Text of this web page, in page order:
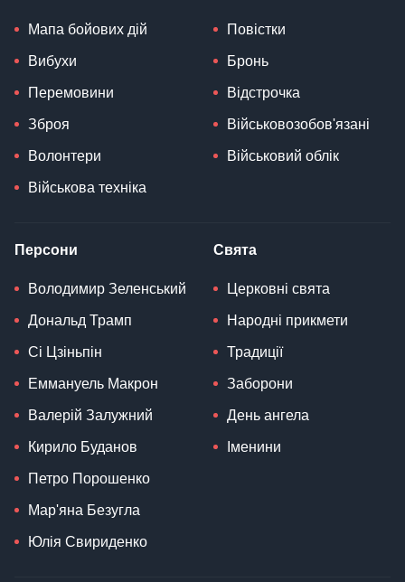
Мапа бойових дій
Вибухи
Перемовини
Зброя
Волонтери
Військова техніка
Повістки
Бронь
Відстрочка
Військовозобов'язані
Військовий облік
Персони
Володимир Зеленський
Дональд Трамп
Сі Цзіньпін
Еммануель Макрон
Валерій Залужний
Кирило Буданов
Петро Порошенко
Мар'яна Безугла
Юлія Свириденко
Свята
Церковні свята
Народні прикмети
Традиції
Заборони
День ангела
Іменини